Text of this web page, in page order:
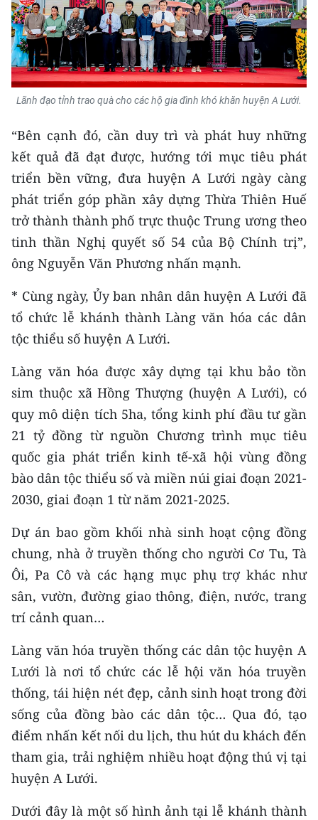
Lãnh đạo tỉnh trao quà cho các hộ gia đình khó khăn huyện A Lưới.
“Bên cạnh đó, cần duy trì và phát huy những
kết quả đã đạt được, hướng tới mục tiêu phát
triển bền vững, đưa huyện A Lưới ngày càng
phát triển góp phần xây dựng Thừa Thiên Huế
trở thành thành phố trực thuộc Trung ương theo
tinh thần Nghị quyết số 54 của Bộ Chính trị”,
ông Nguyễn Văn Phương nhấn mạnh.
* Cùng ngày, Ủy ban nhân dân huyện A Lưới đã
tổ chức lễ khánh thành Làng văn hóa các dân
tộc thiểu số huyện A Lưới.
Làng văn hóa được xây dựng tại khu bảo tồn
sim thuộc xã Hồng Thượng (huyện A Lưới), có
quy mô diện tích 5ha, tổng kinh phí đầu tư gần
21 tỷ đồng từ nguồn Chương trình mục tiêu
quốc gia phát triển kinh tế-xã hội vùng đồng
bào dân tộc thiểu số và miền núi giai đoạn 2021-
2030, giai đoạn 1 từ năm 2021-2025.
Dự án bao gồm khối nhà sinh hoạt cộng đồng
chung, nhà ở truyền thống cho người Cơ Tu, Tà
Ôi, Pa Cô và các hạng mục phụ trợ khác như
sân, vườn, đường giao thông, điện, nước, trang
trí cảnh quan…
Làng văn hóa truyền thống các dân tộc huyện A
Lưới là nơi tổ chức các lễ hội văn hóa truyền
thống, tái hiện nét đẹp, cảnh sinh hoạt trong đời
sống của đồng bào các dân tộc… Qua đó, tạo
điểm nhấn kết nối du lịch, thu hút du khách đến
tham gia, trải nghiệm nhiều hoạt động thú vị tại
huyện A Lưới.
Dưới đây là một số hình ảnh tại lễ khánh thành